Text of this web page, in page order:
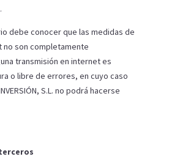
debe conocer que las medidas de
son completamente
transmisión en internet es
o libre de errores, en cuyo caso
S.L. no podrá hacerse